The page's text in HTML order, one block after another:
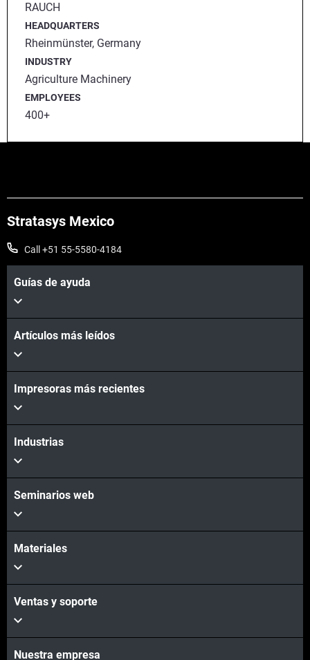
RAUCH
HEADQUARTERS
Rheinmünster, Germany
INDUSTRY
Agriculture Machinery
EMPLOYEES
400+
Stratasys Mexico
Call +51 55-5580-4184
Guías de ayuda
Artículos más leídos
Impresoras más recientes
Industrias
Seminarios web
Materiales
Ventas y soporte
Nuestra empresa